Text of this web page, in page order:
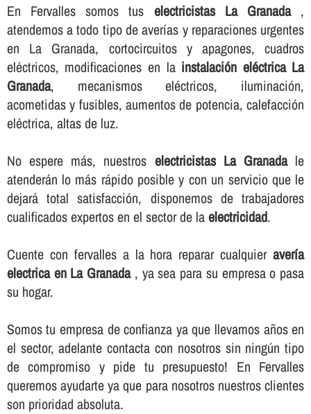
En Fervalles somos tus electricistas La Granada,
atendemos a todo tipo de averí­as y reparaciones urgentes
en La Granada, cortocircuitos y apagones, cuadros
eléctricos, modificaciones en la instalación eléctrica La
Granada, mecanismos eléctricos, iluminación,
acometidas y fusibles, aumentos de potencia, calefacción
eléctrica, altas de luz.
No espere más, nuestros electricistas La Granadale
atenderán lo más rápido posible y con un servicio que le
dejará total satisfacción, disponemos de trabajadores
cualificados expertos en el sector de laelectricidad.
Cuente con fervalles a la hora reparar cualquieraverí­a
electrica en La Granada, ya sea para su empresa o pasa
su hogar.
Somos tu empresa de confianza ya que llevamos años en
el sector, adelante contacta con nosotros sin ningún tipo
de compromiso y pide tu presupuesto! En Fervalles
queremos ayudarte ya que para nosotros nuestros clientes
son prioridad absoluta.